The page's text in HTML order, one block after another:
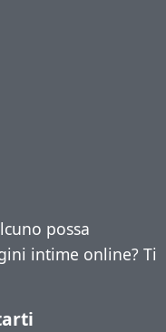
possa
intime online? Ti